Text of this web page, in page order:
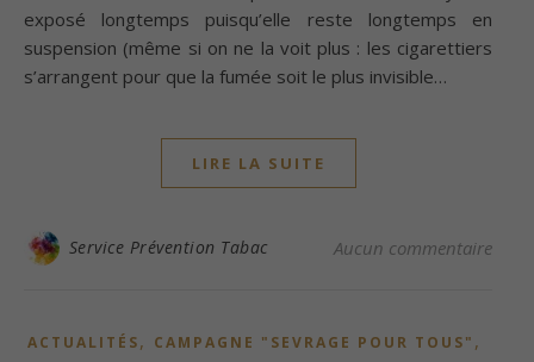
exposé longtemps puisqu’elle reste longtemps en
suspension (même si on ne la voit plus : les cigarettiers
s’arrangent pour que la fumée soit le plus invisible…
LIRE LA SUITE
Service Prévention Tabac Aucun commentaire
ACTUALITÉS, CAMPAGNE "SEVRAGE POUR TOUS" ,